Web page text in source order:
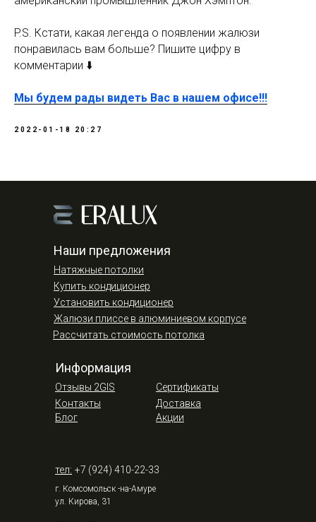
P.S. Кстати, какая легенда о появлении жалюзи
понравилась вам больше? Пишите цифру в
комментарии ⬇️
Мы будем рады видеть Вас в нашем офисе!!!
2022-01-18 20:27
Установить кондиционер
Натяжные потолки
Купить кондиционер
Жалюзи плиссе в алюминиевом корпусе
Наши предложения
Информация
Отзывы 2GIS
Контакты
Блог
Сертификаты
Доставка
Акции
г. Комсомольск -на-Амуре
ул. Кирова, 31
тел: +7 (924) 410-22-33
Рассчитать стоимость потолка